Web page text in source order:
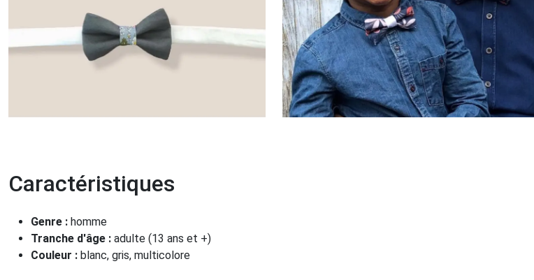
Caractéristiques
Genre : homme
Tranche d'âge : adulte (13 ans et +)
Couleur : blanc, gris, multicolore